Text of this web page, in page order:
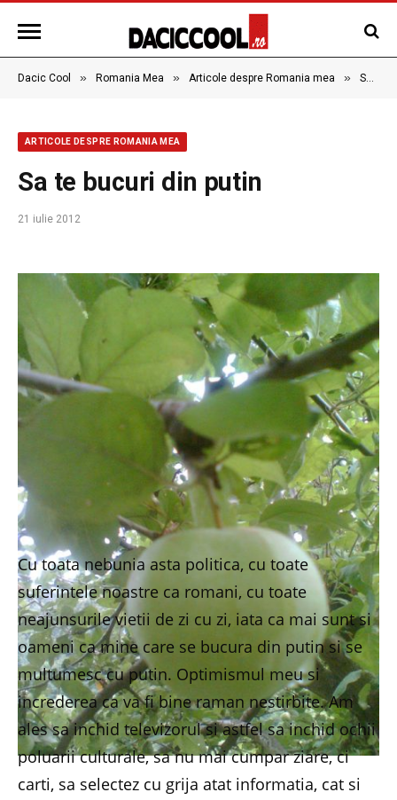
Dacic Cool » Romania Mea » Articole despre Romania mea » Sa te bucuri din putin
ARTICOLE DESPRE ROMANIA MEA
Sa te bucuri din putin
21 iulie 2012
Cu toata nebunia asta politica, cu toate
suferintele noastre ca romani, cu toate
neajunsurile vietii de zi cu zi, iata ca mai sunt si
oameni ca mine care se bucura din putin si se
multumesc cu putin. Optimismul meu si
increderea ca va fi bine raman nestirbite. Am
ales sa inchid televizorul si astfel sa inchid ochii
poluarii culturale, sa nu mai cumpar ziare, ci
carti, sa selectez cu grija atat informatia, cat si